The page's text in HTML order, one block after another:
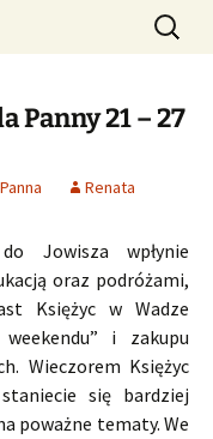
i
astrologiczne
Szukaj:
Panny 21 – 27
Panna Renata
Jowisza wpłynie
oraz podróżami,
Księżyc w Wadze
i zakupu
Wieczorem Księżyc
się bardziej
poważne tematy. We